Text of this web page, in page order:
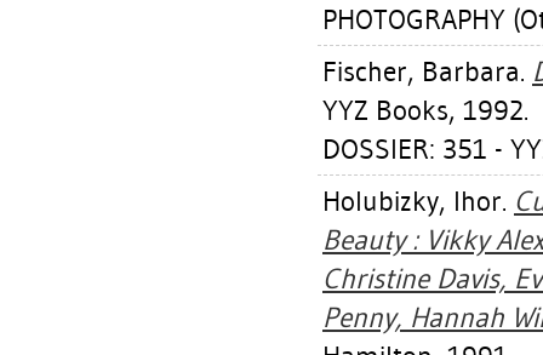
PHOTOGRAPHY
Fischer, Barbara.
YYZ Books, 1992.
DOSSIER: 351 -
Holubizky, Ihor.
Beauty : Vikky
Christine Davis,
Penny, Hannah